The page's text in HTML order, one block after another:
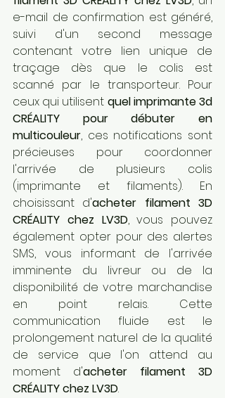
e-mail de confirmation est généré,
suivi d'un second message
contenant votre lien unique de
traçage dès que le colis est
scanné par le transporteur. Pour
ceux qui utilisent quel imprimante 3d
CRÉALITY pour débuter en
multicouleur, ces notifications sont
précieuses pour coordonner
l'arrivée de plusieurs colis
(imprimante et filaments). En
choisissant d'acheter filament 3D
CRÉALITY chez LV3D, vous pouvez
également opter pour des alertes
SMS, vous informant de l'arrivée
imminente du livreur ou de la
disponibilité de votre marchandise
en point relais. Cette
communication fluide est le
prolongement naturel de la qualité
de service que l'on attend au
moment d'acheter filament 3D
CRÉALITY chez LV3D.